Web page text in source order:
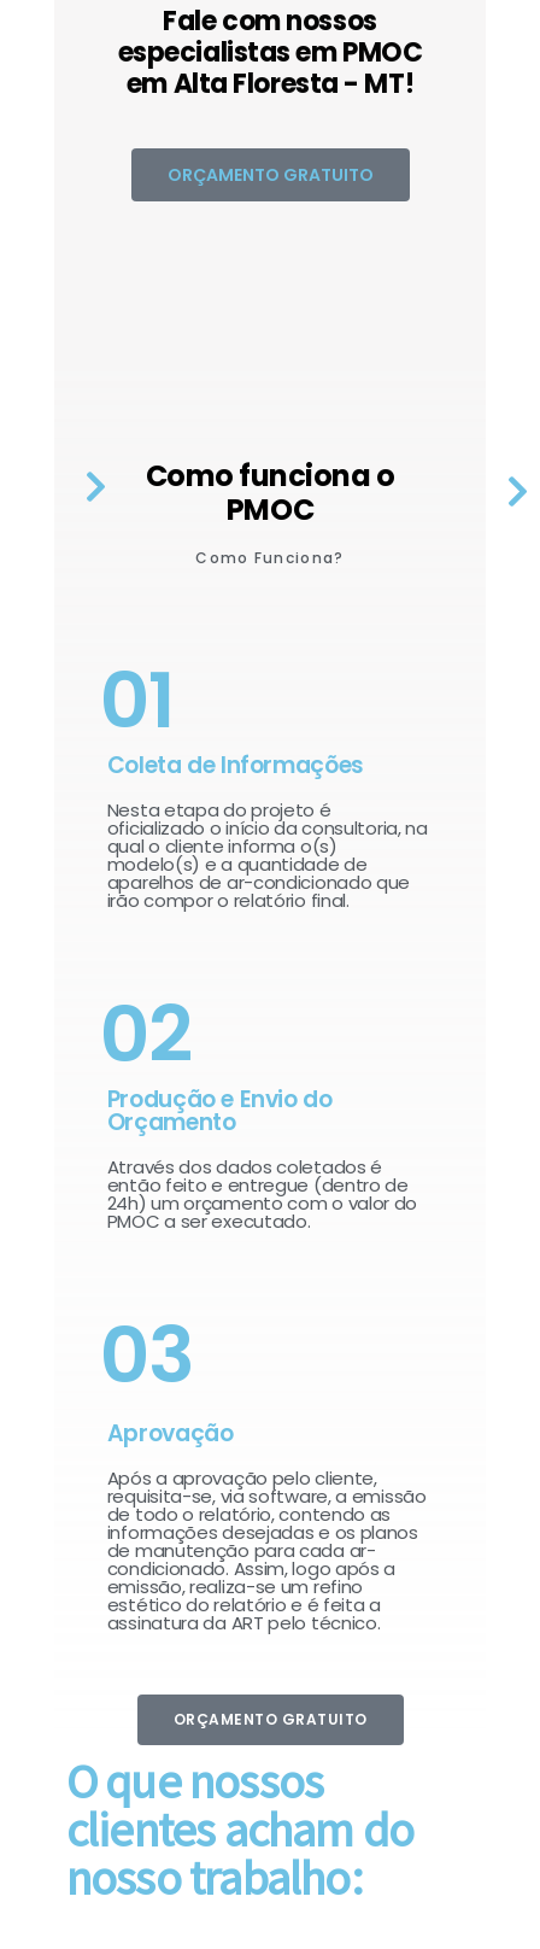
Fale com nossos
especialistas em PMOC
em Alta Floresta - MT!
ORÇAMENTO GRATUITO
Como funciona o
PMOC
Como Funciona?
01
Coleta de Informações
Nesta etapa do projeto é
oficializado o início da consultoria, na
qual o cliente informa o(s)
modelo(s) e a quantidade de
aparelhos de ar-condicionado que
irão compor o relatório final.​
02
Produção e Envio do
Orçamento
Através dos dados coletados é
então feito e entregue (dentro de
24h) um orçamento com o valor do
PMOC a ser executado.
03
Aprovação
Após a aprovação pelo cliente,
requisita-se, via software, a emissão
de todo o relatório, contendo as
informações desejadas e os planos
de manutenção para cada ar-
condicionado. Assim, logo após a
emissão, realiza-se um refino
estético do relatório e é feita a
assinatura da ART pelo técnico.
ORÇAMENTO GRATUITO
O que nossos
clientes acham do
nosso trabalho: